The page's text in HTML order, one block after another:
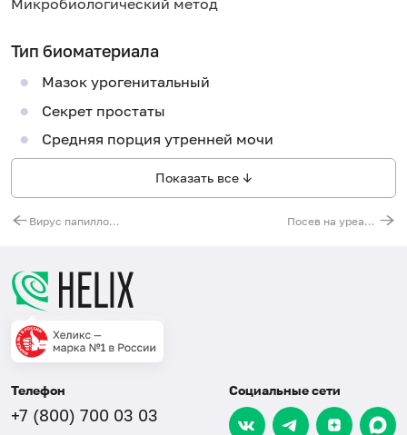
Микробиологический метод
Тип биоматериала
Мазок урогенитальный
Секрет простаты
Средняя порция утренней мочи
Показать все ↓
Вирус папилломы человека (Human Papillomavirus 6/11), ДНК, количественно Посев на уреаплазмы (Ureaplasma spp.) с определением чувствительности к антибиотикам (при титре 1х10^4 и выше)
Телефон
+7 (800) 700 03 03
Социальные сети